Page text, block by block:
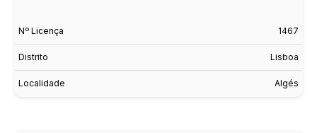
Nº Licença 1467
Distrito Lisboa
Localidade Algés